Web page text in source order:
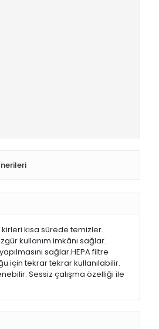
kısa sürede temizler.
kullanım imkânı sağlar.
sağlar.HEPA filtre
için tekrar tekrar kullanılabilir.
Sessiz çalışma özelliği ile